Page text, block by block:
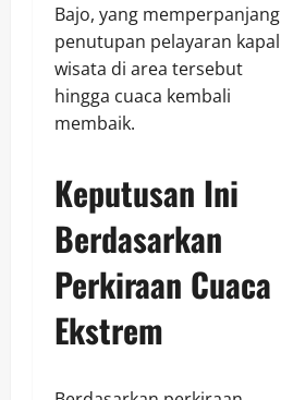
Bajo, yang memperpanjang
penutupan pelayaran kapal
wisata di area tersebut
hingga cuaca kembali
membaik.
Keputusan Ini
Berdasarkan
Perkiraan Cuaca
Ekstrem